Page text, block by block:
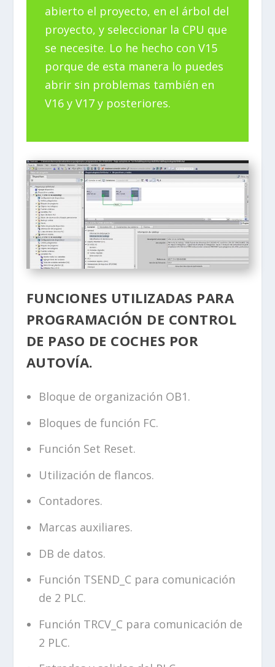
abierto el proyecto, en el árbol del
proyecto, y seleccionar la CPU que
se necesite. Lo he hecho con V15
porque de esta manera lo puedes
abrir sin problemas también en
V16 y V17 y posteriores.
FUNCIONES UTILIZADAS PARA
PROGRAMACIÓN DE CONTROL
DE PASO DE COCHES POR
AUTOVÍA.
Bloque de organización OB1.
Bloques de función FC.
Función Set Reset.
Utilización de flancos.
Contadores.
Marcas auxiliares.
DB de datos.
Función TSEND_C para comunicación
de 2 PLC.
Función TRCV_C para comunicación de
2 PLC.